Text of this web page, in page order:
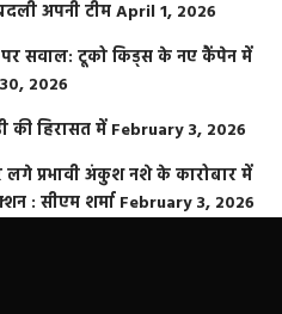
अपनी टीमApril 1, 2026
सवाल: टूको किड्स के नए कैंपेन में
2026
की हिरासत में February 3, 2026
लगे प्रभावी अंकुश नशे के कारोबार में
: सीएम शर्मा February 3, 2026